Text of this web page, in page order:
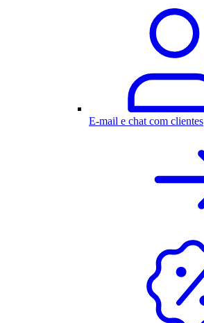
E-mail e chat com clientes